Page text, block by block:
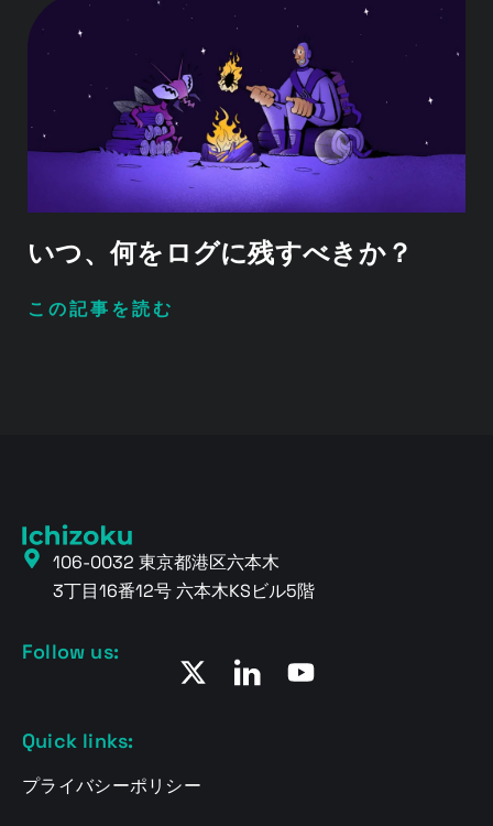
いつ、何をログに残すべきか？
この記事を読む
106-0032 東京都港区六本木
3丁目16番12号 六本木KSビル5階
Quick links:
プライバシーポリシー
Follow us: